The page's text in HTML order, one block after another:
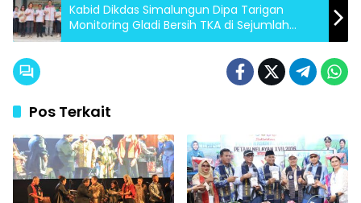
Kabid Dikdas Simalungun Dipa Tarigan
Monitoring Gladi Bersih TKA di Sejumlah
Sekolah
Pos Terkait